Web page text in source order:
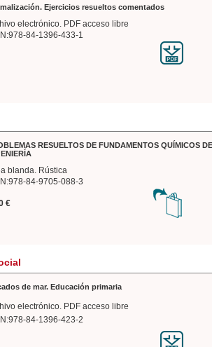
Ejercicios resueltos comentados
electrónico. PDF acceso libre
84-1396-433-1
RESUELTOS DE FUNDAMENTOS QUÍMICOS
blanda. Rústica
84-9705-088-3
€
de mar. Educación primaria
electrónico. PDF acceso libre
84-1396-423-2